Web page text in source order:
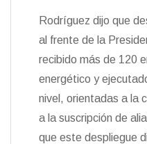
Rodríguez dijo que
al frente de la
recibido más de 120
energético y
nivel, orientadas a la
a la suscripción de
que este despliegue